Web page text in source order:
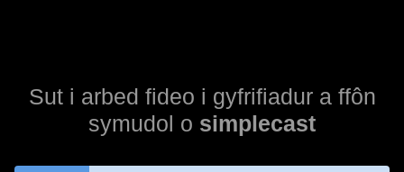
Sut i arbed fideo i gyfrifiadur a ffôn
symudol o simplecast